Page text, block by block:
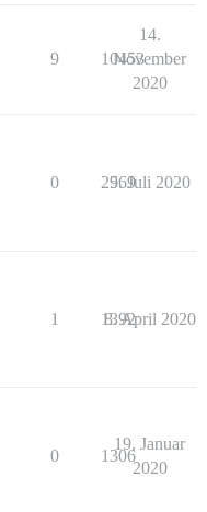
9 10453
14.
November
2020
0 2569
9. Juli 2020
1 1392
8. April 2020
0 1306
19. Januar
2020